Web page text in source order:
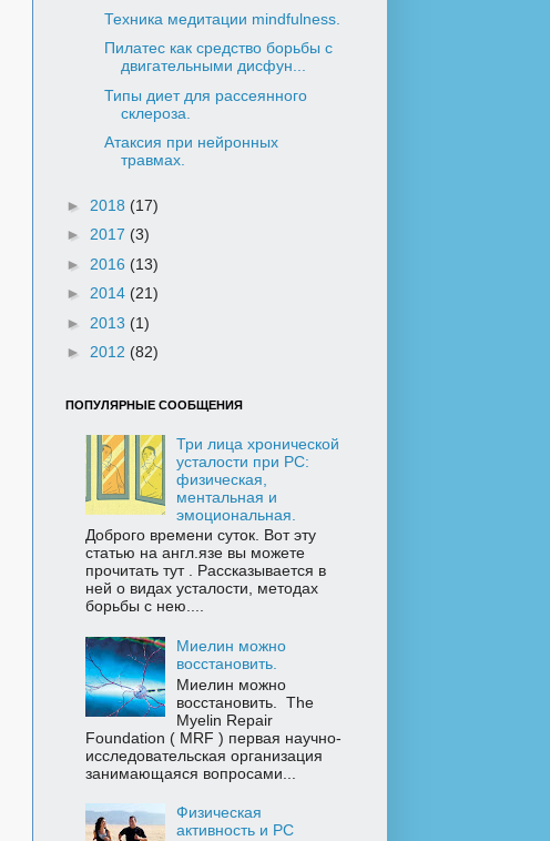
Техника медитации mindfulness.
Пилатес как средство борьбы с
двигательными дисфун...
Типы диет для рассеянного
склероза.
Атаксия при нейронных
травмах.
► 2018 (17)
► 2017 (3)
► 2016 (13)
► 2014 (21)
► 2013 (1)
► 2012 (82)
ПОПУЛЯРНЫЕ СООБЩЕНИЯ
Три лица хронической
усталости при РС:
физическая,
ментальная и
эмоциональная.
Доброго времени суток. Вот эту
статью на англ.язе вы можете
прочитать тут . Рассказывается в
ней о видах усталости, методах
борьбы с нею....
Миелин можно
восстановить.
Миелин можно
восстановить. The
Myelin Repair
Foundation ( MRF ) первая научно-
исследовательская организация
занимающаяся вопросами...
Физическая
активность и РС